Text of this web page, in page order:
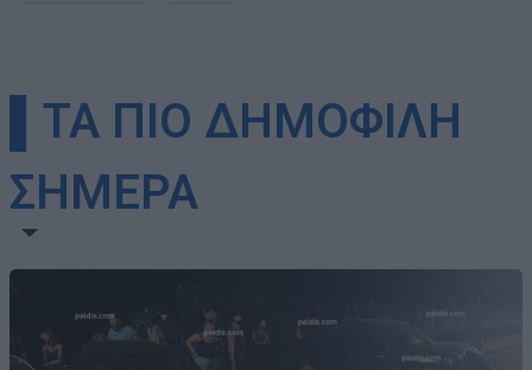
▌ΤΑ ΠΙΟ ΔΗΜΟΦΙΛΗ
ΣΗΜΕΡΑ